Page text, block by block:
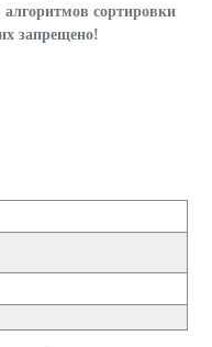
сортировки
запрещено!